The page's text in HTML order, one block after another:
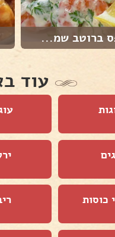
ברוטב שמ...
עוד
כוסות